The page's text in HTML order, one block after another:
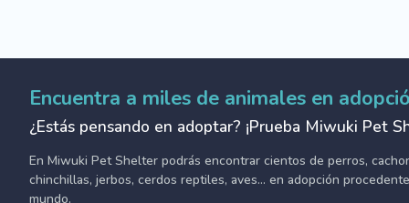
Encuentra a miles de animales en
¿Estás pensando en adoptar? ¡Prueba Miwuki Pet
En Miwuki Pet Shelter podrás encontrar cientos de perros,
chinchillas, jerbos, cerdos reptiles, aves... en adopción
mundo.